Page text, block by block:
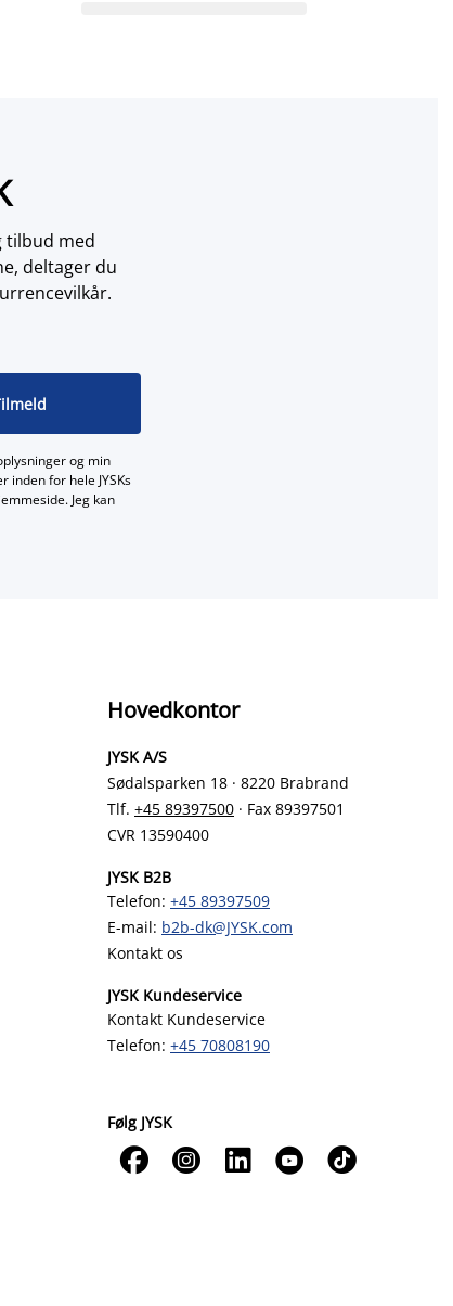
tilbud med
deltager du
og min
for hele JYSKs
Jeg kan
Hovedkontor
JYSK A/S
Sødalsparken 18 · 8220 Brabrand
Tlf. +45 89397500 · Fax 89397501
CVR 13590400
JYSK B2B
Telefon: +45 89397509
E-mail: b2b-dk@JYSK.com
Kontakt os
JYSK Kundeservice
Kontakt Kundeservice
Telefon: +45 70808190
Følg JYSK
    